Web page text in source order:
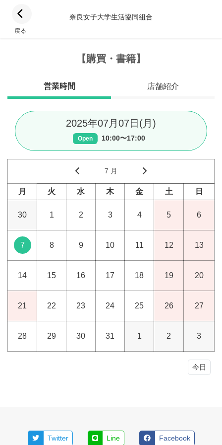
戻る
奈良女子大学生活協同組合
【購買・書籍】
営業時間 店舗紹介
2025年07月07日(月)
Open 10:00〜17:00
7 月
月 火 水 木 金 土 日
30 1 2 3 4 5 6
7 8 9 10 11 12 13
14 15 16 17 18 19 20
21 22 23 24 25 26 27
28 29 30 31 1 2 3
今日
Twitter Line Facebook